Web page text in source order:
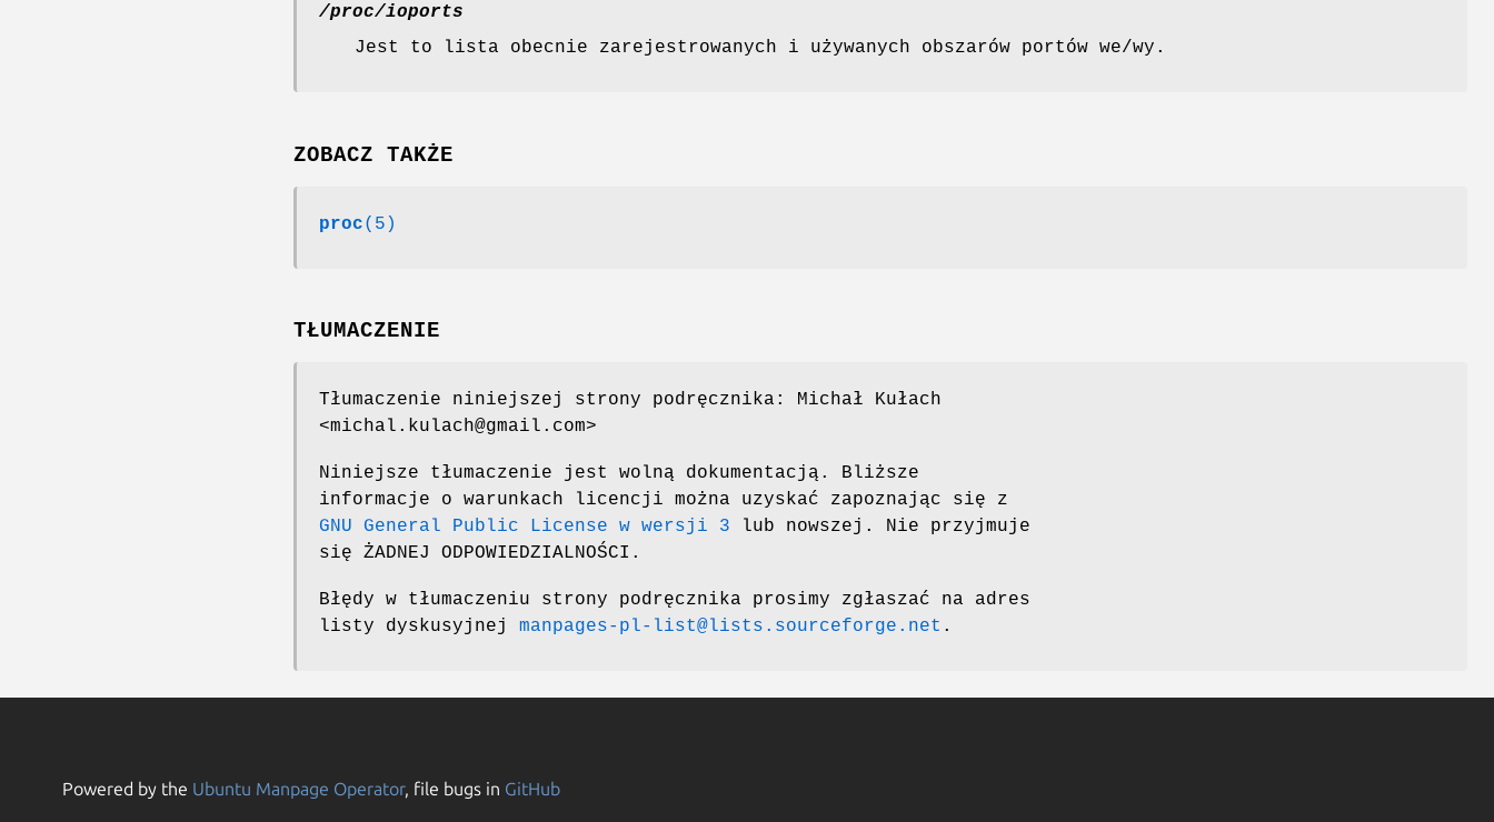
/proc/ioports
Jest to lista obecnie zarejestrowanych i używanych obszarów portów we/wy.
ZOBACZ TAKŻE
proc(5)
TŁUMACZENIE
Tłumaczenie niniejszej strony podręcznika: Michał Kułach
<michal.kulach@gmail.com>
Niniejsze tłumaczenie jest wolną dokumentacją. Bliższe
informacje o warunkach licencji można uzyskać zapoznając się z
GNU General Public License w wersji 3 lub nowszej. Nie przyjmuje
się ŻADNEJ ODPOWIEDZIALNOŚCI.
Błędy w tłumaczeniu strony podręcznika prosimy zgłaszać na adres
listy dyskusyjnej manpages-pl-list@lists.sourceforge.net .
Powered by the Ubuntu Manpage Operator, file bugs in GitHub